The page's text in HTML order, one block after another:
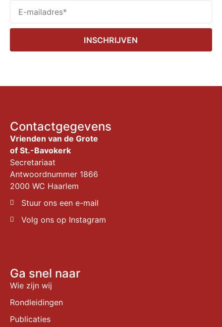
INSCHRIJVEN
Contactgegevens
Vrienden van de Grote
of St.-Bavokerk
Secretariaat
Antwoordnummer 1866
2000 WC Haarlem
Stuur ons een e-mail
Volg ons op Instagram
Ga snel naar
Wie zijn wij
Rondleidingen
Publicaties